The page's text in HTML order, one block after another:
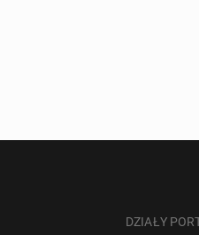
DZIAŁY